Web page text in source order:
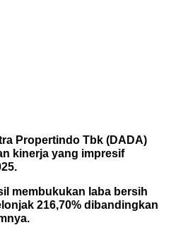
Propertindo Tbk (DADA)
kinerja yang impresif
membukukan laba bersih
216,70% dibandingkan